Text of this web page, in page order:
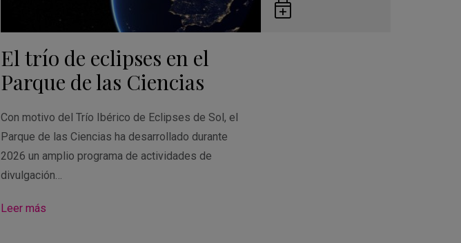
El trío de eclipses en el
Parque de las Ciencias
Con motivo del Trío Ibérico de Eclipses de Sol, el
Parque de las Ciencias ha desarrollado durante
2026 un amplio programa de actividades de
divulgación…
Leer más